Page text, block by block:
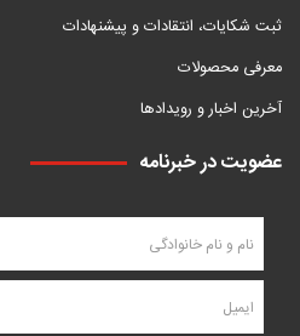
ثبت شکایات، انتقادات و پیشنهادات
معرفی محصولات
آخرین اخبار و رویدادها
عضویت در خبرنامه